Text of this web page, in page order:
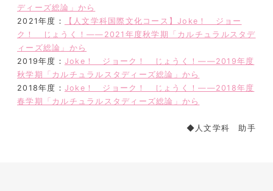
ディーズ総論」から
2021年度：
【人文学科国際文化コース】Joke！ ジョー
ク！ じょうく！――2021年度秋学期「カルチュラルスタデ
ィーズ総論」から
2019年度： Joke！ ジョーク！ じょうく！――2019年度
秋学期「カルチュラルスタディーズ総論」から
2018年度： Joke！ ジョーク！ じょうく！――2018年度
春学期「カルチュラルスタディーズ総論」から
◆人文学科 助手